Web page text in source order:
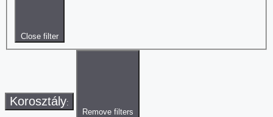
Close filter
Korosztály:
Remove filters